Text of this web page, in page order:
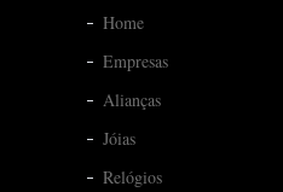
Home
Empresas
Alianças
Jóias
Relógios